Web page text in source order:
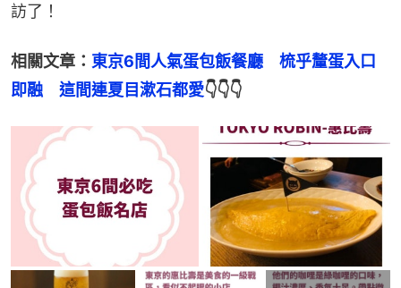
訪了！
相關文章： 東京6間人氣蛋包飯餐廳　梳乎釐蛋入口
即融　這間連夏目漱石都愛👇👇👇